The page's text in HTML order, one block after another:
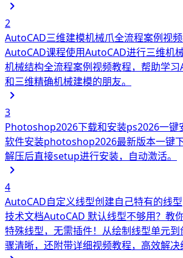
2
AutoCAD三维建模机械爪全流程案例视
AutoCAD课程使用AutoCAD进行三维机
机械结构全流程案例视频教程，帮助学
和三维精确机械建模的朋友。
3
Photoshop2026下载和安装ps2026一键
软件安装photoshop2026最新版本一键
解压后直接setup进行安装，自动激活。
4
AutoCAD自定义线型创建自己特有的线型
技术文档AutoCAD 默认线型不够用？教
特殊线型，无需插件！从绘制线型单元
骤清晰，还附带详细视频教程，高效解决